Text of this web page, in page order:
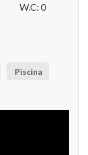
W.C: 0
Piscina